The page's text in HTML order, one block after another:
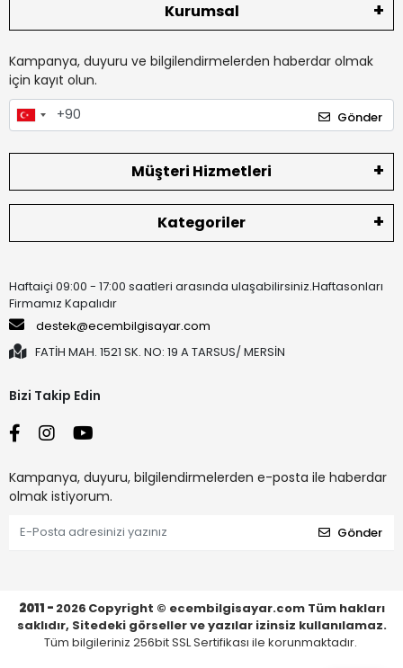
Kurumsal
Kampanya, duyuru ve bilgilendirmelerden haberdar olmak
için kayıt olun.
Gönder
Müşteri Hizmetleri
Kategoriler
Haftaiçi 09:00 - 17:00 saatleri arasında ulaşabilirsiniz.Haftasonları
Firmamız Kapalıdır
destek@ecembilgisayar.com
FATİH MAH. 1521 SK. NO: 19 A TARSUS/ MERSİN
Bizi Takip Edin
Kampanya, duyuru, bilgilendirmelerden e-posta ile haberdar
olmak istiyorum.
Gönder
2011 - 2026 Copyright © ecembilgisayar.com Tüm hakları
saklıdır, Sitedeki görseller ve yazılar izinsiz kullanılamaz.
Tüm bilgileriniz 256bit SSL Sertifikası ile korunmaktadır.